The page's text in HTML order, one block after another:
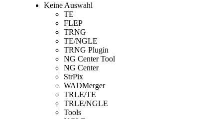
Keine Auswahl
TE
FLEP
TRNG
TE/NGLE
TRNG Plugin
NG Center Tool
NG Center
StrPix
WADMerger
TRLE/TE
TRLE/NGLE
Tools